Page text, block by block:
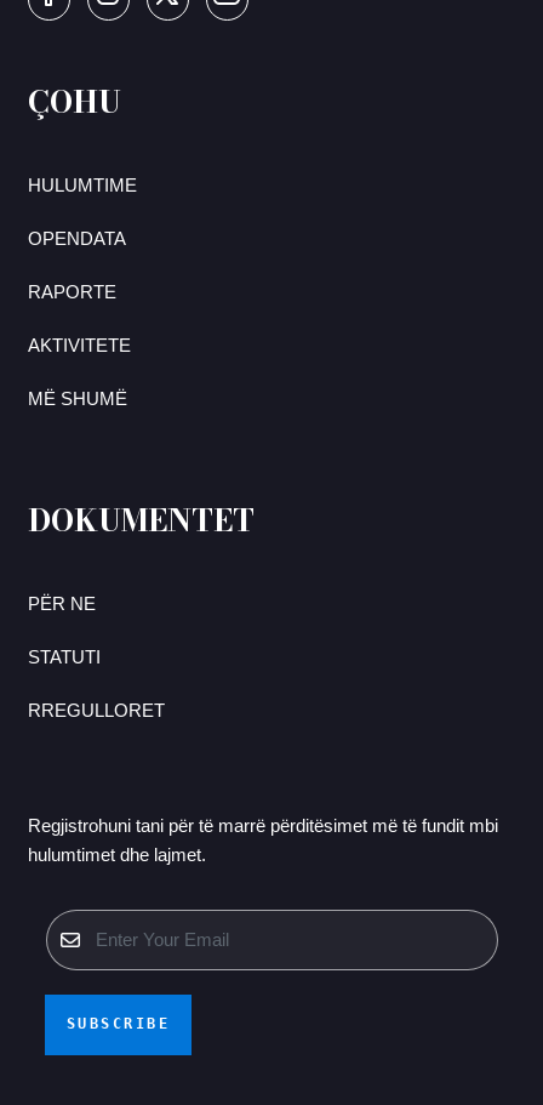
ÇOHU
HULUMTIME
OPENDATA
RAPORTE
AKTIVITETE
MË SHUMË
DOKUMENTET
PËR NE
STATUTI
RREGULLORET
Regjistrohuni tani për të marrë përditësimet më të fundit mbi
hulumtimet dhe lajmet.
SUBSCRIBE